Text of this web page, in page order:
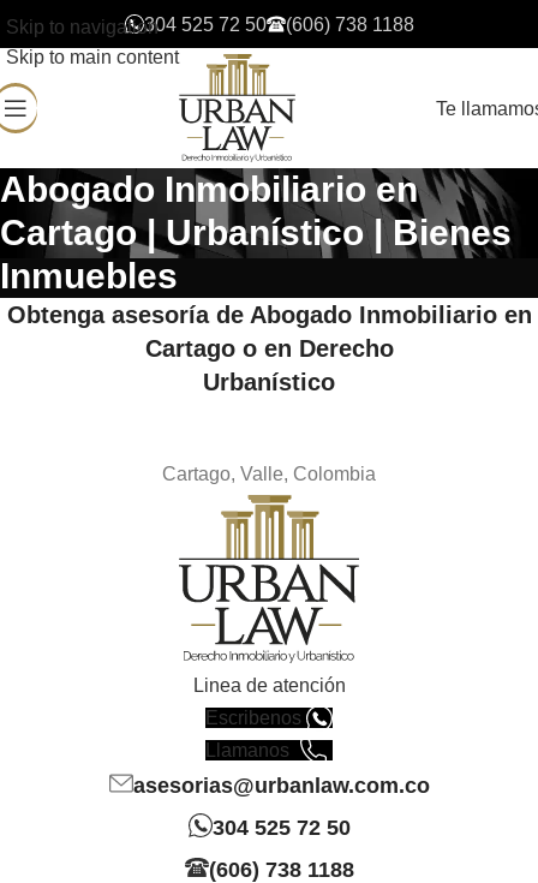
Skip to navigation
Skip to main content
304 525 72 50 (606) 738 1188
Te
Abogado Inmobiliario en
Cartago | Urbanístico | Bienes
Inmuebles
Obtenga asesoría de Abogado Inmobiliario en
Cartago o en Derecho
Urbanístico
Cartago, Valle, Colombia
Linea de atención
Escribenos
Llamanos
asesorias@urbanlaw.com.co
304 525 72 50
(606) 738 1188